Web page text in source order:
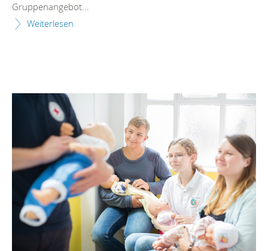
Gruppenangebot...
Weiterlesen